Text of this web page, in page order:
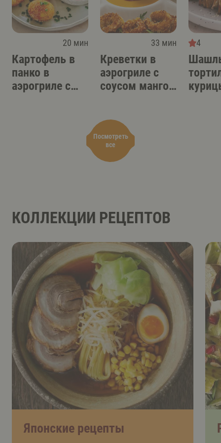
Посмотреть
все
20 мин
Картофель в
панко в
аэрогриле с
33 мин
Креветки в
аэрогриле с
соусом манго-
4
КОЛЛЕКЦИИ РЕЦЕПТОВ
Японские рецепты